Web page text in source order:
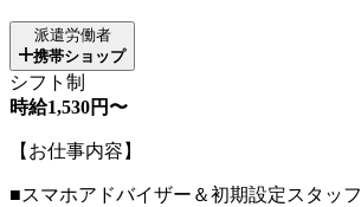
派遣労働者
携帯ショップ
シフト制
時給1,530円〜
【お仕事内容】
■スマホアドバイザー＆初期設定スタッフ